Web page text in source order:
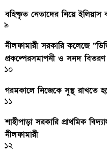
বহিষ্কৃত নেতাদের নিয়ে
৯
নীলফামারী সরকারি কলেজে
প্রকল্পেরসমাপনী ও সনদ বিতরণ
১০
গরমকালে নিজেকে সুস্থ রাখতে
১১
শাহীপাড়া সরকারি প্রাথমিক
নীলফামারী
১২